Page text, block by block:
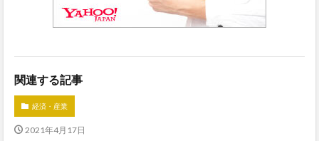
関連する記事
経済・産業
2021年4月17日